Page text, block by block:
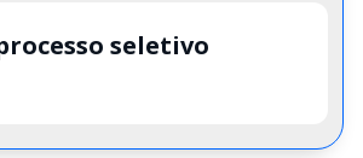
seletivo